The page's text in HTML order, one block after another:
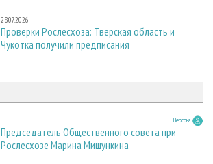
28.07.2026
Проверки Рослесхоза: Тверская область и
Чукотка получили предписания
Персона
Председатель Общественного совета при
Рослесхозе Марина Мишункина